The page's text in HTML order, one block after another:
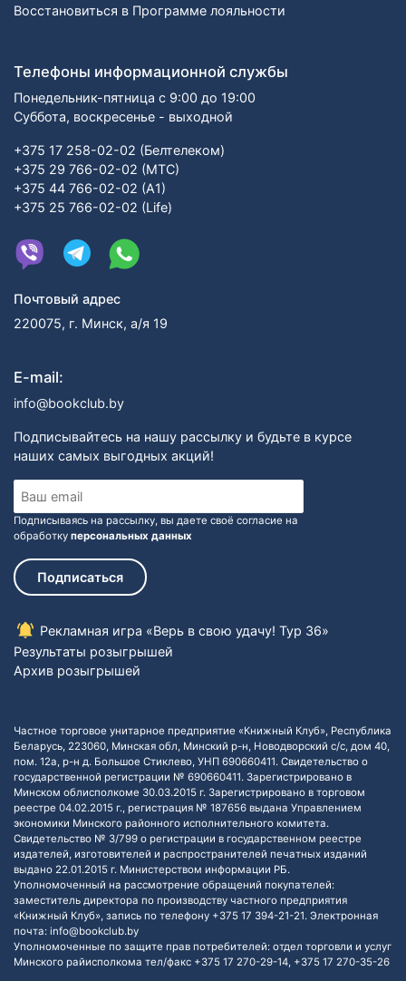
Восстановиться в Программе лояльности
Телефоны информационной службы
Понедельник-пятница с 9:00 до 19:00
Суббота, воскресенье - выходной
+375 17 258-02-02 (Белтелеком)
+375 29 766-02-02 (МТС)
+375 44 766-02-02 (А1)
+375 25 766-02-02 (Life)
Почтовый адрес
220075, г. Минск, а/я 19
E-mail:
info@bookclub.by
Подписывайтесь на нашу рассылку и будьте в курсе
наших самых выгодных акций!
Подписываясь на рассылку, вы даете своё согласие на
обработку персональных данных
Подписаться
Рекламная игра «Верь в свою удачу! Тур 36»
Результаты розыгрышей
Архив розыгрышей
Частное торговое унитарное предприятие «Книжный Клуб», Республика
Беларусь, 223060, Минская обл, Минский р-н, Новодворский с/с, дом 40,
пом. 12а, р-н д. Большое Стиклево, УНП 690660411. Свидетельство о
государственной регистрации № 690660411. Зарегистрировано в
Минском облисполкоме 30.03.2015 г. Зарегистрировано в торговом
реестре 04.02.2015 г., регистрация № 187656 выдана Управлением
экономики Минского районного исполнительного комитета.
Свидетельство № 3/799 о регистрации в государственном реестре
издателей, изготовителей и распространителей печатных изданий
выдано 22.01.2015 г. Министерством информации РБ.
Уполномоченный на рассмотрение обращений покупателей:
заместитель директора по производству частного предприятия
«Книжный Клуб», запись по телефону +375 17 394-21-21. Электронная
почта: info@bookclub.by
Уполномоченные по защите прав потребителей: отдел торговли и услуг
Минского райисполкома тел/факс +375 17 270-29-14, +375 17 270-35-26